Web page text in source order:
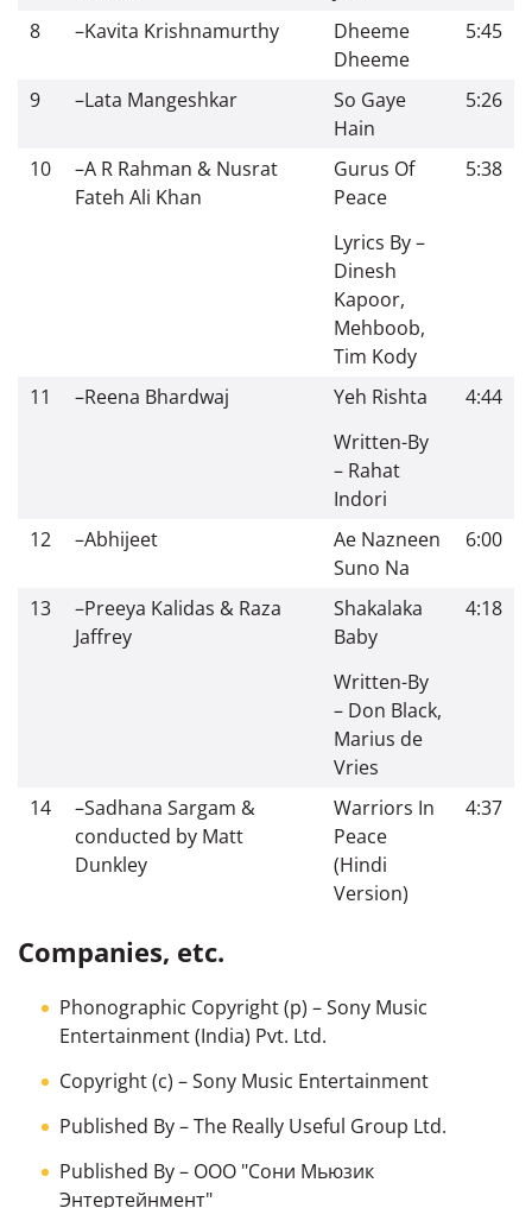
8 –Kavita Krishnamurthy
Dheeme
Dheeme
5:45
9 –Lata Mangeshkar
So Gaye
Hain
5:26
10 –A R Rahman & Nusrat
Fateh Ali Khan
Gurus Of
Peace
Lyrics By –
Dinesh
Kapoor,
Mehboob,
Tim Kody
5:38
11 –Reena Bhardwaj
Yeh Rishta
Written-By
– Rahat
Indori
4:44
12 –Abhijeet
Ae Nazneen
Suno Na
6:00
13 –Preeya Kalidas & Raza
Jaffrey
Shakalaka
Baby
Written-By
– Don Black,
Marius de
Vries
4:18
14 –Sadhana Sargam &
conducted by Matt
Dunkley
Warriors In
Peace
(Hindi
Version)
4:37
Companies, etc.
Phonographic Copyright (p) – Sony Music
Entertainment (India) Pvt. Ltd.
Copyright (c) – Sony Music Entertainment
Published By– The Really Useful Group Ltd.
Published By– ООО "Сони Мьюзик
Энтертейнмент"